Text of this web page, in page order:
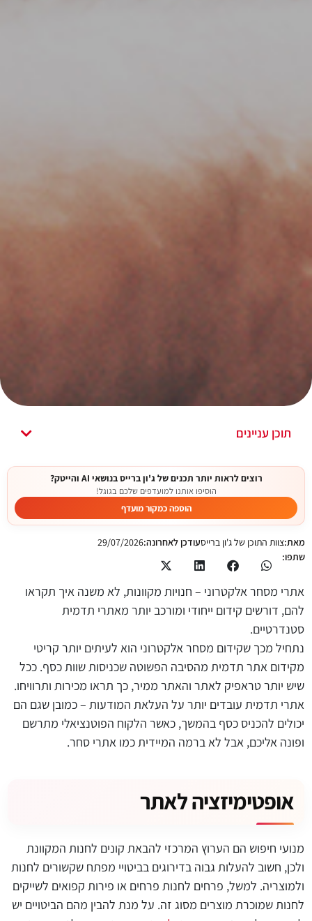
תוכן עניינים
רוצים לראות יותר תכנים של ג'ון ברייס בנושאי AI והייטק?
הוסיפו אותנו למועדפים שלכם בגוגל!
הוספה כמקור מועדף
מאת:צוות התוכן של ג'ון ברייסעודכן לאחרונה:29/07/2026
שתפו:
אתרי מסחר אלקטרוני – חנויות מקוונות, לא משנה איך תקראו
להם, דורשים קידום ייחודי ומורכב יותר מאתרי תדמית
סטנדרטיים.
נתחיל מכך שקידום מסחר אלקטרוני הוא לעיתים יותר קריטי
מקידום אתר תדמית מהסיבה הפשוטה שכניסות שוות כסף. ככל
שיש יותר טראפיק לאתר והאתר ממיר, כך תראו מכירות ותרוויחו.
אתרי תדמית עובדים יותר על העלאת המודעות – כמובן שגם הם
יכולים להכניס כסף בהמשך, כאשר הלקוח הפוטנציאלי מתרשם
ופונה אליכם, אבל לא ברמה המיידית כמו אתרי סחר.
אופטימיזציה לאתר
מנועי חיפוש הם הערוץ המרכזי להבאת קונים לחנות המקוונת
ולכן, חשוב להעלות גבוה בדירוגים בביטויי מפתח שקשורים לחנות
ולמוצריה. למשל, פרחים לחנות פרחים או פירות קפואים לשייקים
לחנות שמוכרת מוצרים מסוג זה. על מנת להבין מהם הביטויים יש